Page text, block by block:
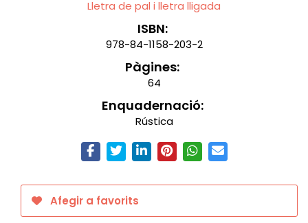
Lletra de pal i lletra lligada
ISBN:
978-84-1158-203-2
Pàgines:
64
Enquadernació:
Rústica
Afegir a favorits